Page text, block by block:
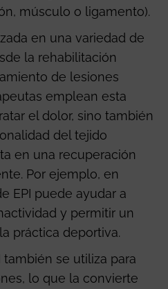
músculo o ligamento).
en una variedad de
la rehabilitación
de lesiones
emplean esta
el dolor, sino también
del tejido
en una recuperación
Por ejemplo, en
EPI puede ayudar a
y permitir un
práctica deportiva.
también se utiliza para
lo que la convierte